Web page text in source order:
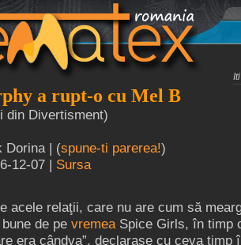
a rupt-o cu Mel B
din Divertisment)
Dorina | (spune-ti parerea!)
12-07 | Sursa
acele relaţii, care nu are cum să
de pe vremeaSpice Girls, în timp
era cândva”, declarase cu ceva timp